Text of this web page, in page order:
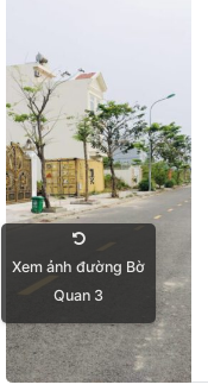
Xem ảnh đường Bờ
Quan 3